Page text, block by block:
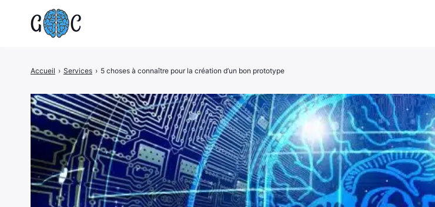
Accueil › Services › 5 choses à connaître pour la création d’un bon prototype
Rechercher